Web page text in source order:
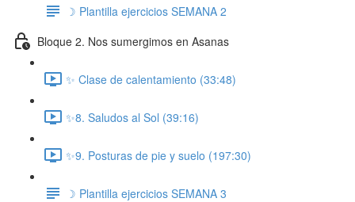
☽ Plantilla ejercicios SEMANA 2
Bloque 2. Nos sumergimos en Asanas
✨ Clase de calentamiento (33:48)
✨8. Saludos al Sol (39:16)
✨9. Posturas de pie y suelo (197:30)
☽ Plantilla ejercicios SEMANA 3